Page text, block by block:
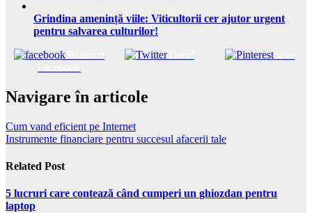
Grindina amenință viile: Viticultorii cer ajutor urgent
pentru salvarea culturilor!
Tweet Save
Navigare în articole
Cum vand eficient pe Internet
Instrumente financiare pentru succesul afacerii tale
Related Post
5 lucruri care contează când cumperi un ghiozdan pentru
laptop